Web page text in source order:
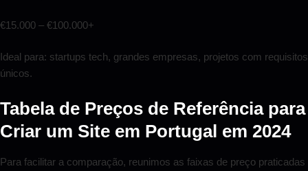
€15.000 – €100.000+
Ideal para: startups tech, grandes empresas, projetos com requisitos
únicos.
Tabela de Preços de Referência para
Criar um Site em Portugal em 2024
Para facilitar a comparação, reunimos as faixas de preço praticadas